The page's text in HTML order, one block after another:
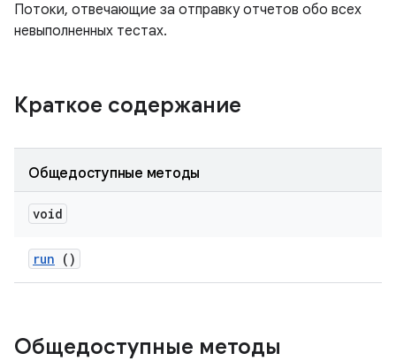
Потоки, отвечающие за отправку отчетов обо всех
невыполненных тестах.
Краткое содержание
Общедоступные методы
void
run ()
Общедоступные методы